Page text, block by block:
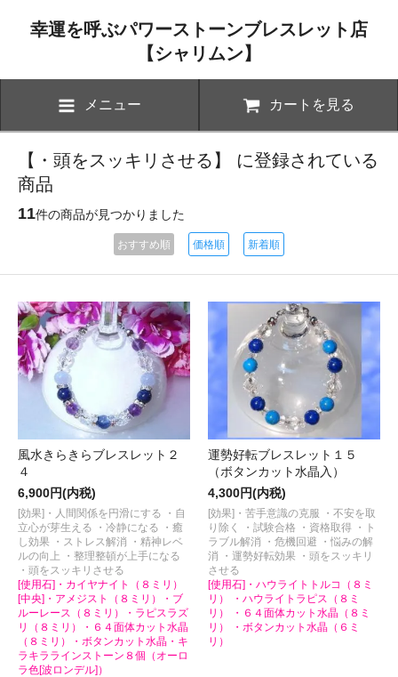
幸運を呼ぶパワーストーンブレスレット店
【シャリムン】
メニュー カートを見る
【・頭をスッキリさせる】 に登録されている
商品
11件の商品が見つかりました
おすすめ順 価格順 新着順
風水きらきらブレスレット２
４
6,900円(内税)
[効果]・人間関係を円滑にする ・自
立心が芽生える ・冷静になる ・癒
し効果 ・ストレス解消 ・精神レベ
ルの向上 ・整理整頓が上手になる
・頭をスッキリさせる
[使用石]・カイヤナイト（８ミリ）
[中央]・アメジスト（８ミリ）・ブ
ルーレース（８ミリ）・ラピスラズ
リ（８ミリ）・６４面体カット水晶
（８ミリ）・ボタンカット水晶・キ
ラキララインストーン８個（オーロ
ラ色[波ロンデル]）
運勢好転ブレスレット１５
（ボタンカット水晶入）
4,300円(内税)
[効果]・苦手意識の克服 ・不安を取
り除く ・試験合格 ・資格取得 ・ト
ラブル解消 ・危機回避 ・悩みの解
消 ・運勢好転効果 ・頭をスッキリ
させる
[使用石]・ハウライトトルコ（８ミ
リ） ・ハウライトラピス（８ミ
リ） ・６４面体カット水晶（８ミ
リ） ・ボタンカット水晶（６ミ
リ）